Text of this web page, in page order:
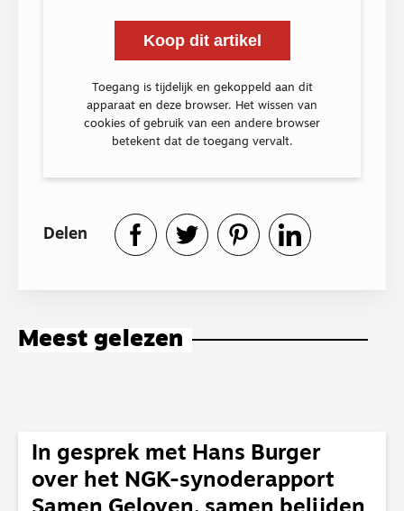
Koop dit artikel
Toegang is tijdelijk en gekoppeld aan dit
apparaat en deze browser. Het wissen van
cookies of gebruik van een andere browser
betekent dat de toegang vervalt.
Delen
Meest gelezen
In gesprek met Hans Burger
over het NGK-synoderapport